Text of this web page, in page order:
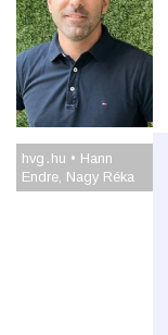
hvg․hu • Hann
Endre, Nagy Réka